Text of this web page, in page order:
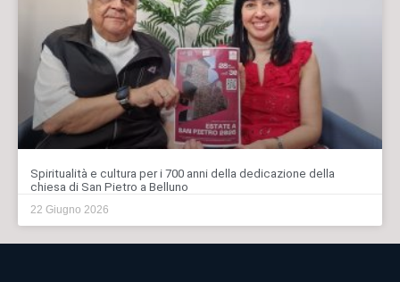
Spiritualità e cultura per i 700 anni della dedicazione della
chiesa di San Pietro a Belluno
22 Giugno 2026